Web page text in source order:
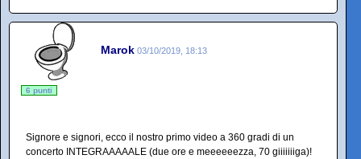
Marok 03/10/2019, 18:13
6 punti
Signore e signori, ecco il nostro primo video a 360 gradi di un
concerto INTEGRAAAAALE (due ore e meeeeeezza, 70 giiiiiiiga)!